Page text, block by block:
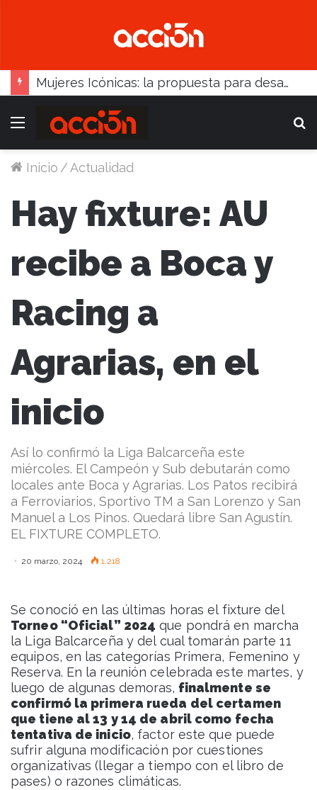
Mujeres Icónicas: la propuesta para desarrollo empresarial femenino que llega a Balcarce
Menú
Inicio /Actualidad
Hay fixture: AU
recibe a Boca y
Racing a
Agrarias, en el
inicio
Así lo confirmó la Liga Balcarceña este
miércoles. El Campeón y Sub debutarán como
locales ante Boca y Agrarias. Los Patos recibirá
a Ferroviarios, Sportivo TM a San Lorenzo y San
Manuel a Los Pinos. Quedará libre San Agustín.
EL FIXTURE COMPLETO.
20 marzo, 2024 1.218
Se conoció en las últimas horas el fixture del
Torneo “Oficial” 2024 que pondrá en marcha
la Liga Balcarceña y del cual tomarán parte 11
equipos, en las categorías Primera, Femenino y
Reserva. En la reunión celebrada este martes, y
luego de algunas demoras, finalmente se
confirmó la primera rueda del certamen
que tiene al 13 y 14 de abril como fecha
tentativa de inicio, factor este que puede
sufrir alguna modificación por cuestiones
organizativas (llegar a tiempo con el libro de
pases) o razones climáticas.